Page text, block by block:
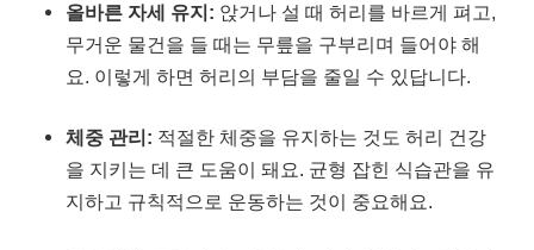
올바른 자세 유지: 앉거나 설 때 허리를 바르게 펴고,
무거운 물건을 들 때는 무릎을 구부리며 들어야 해
요. 이렇게 하면 허리의 부담을 줄일 수 있답니다.
체중 관리: 적절한 체중을 유지하는 것도 허리 건강
을 지키는 데 큰 도움이 돼요. 균형 잡힌 식습관을 유
지하고 규칙적으로 운동하는 것이 중요해요.